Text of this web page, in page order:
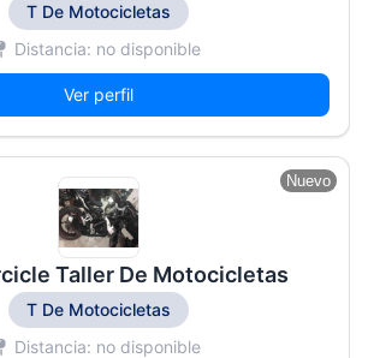
T De Motocicletas
Distancia: no disponible
Ver perfil
Nuevo
Taller De Motocicletas
T De Motocicletas
Distancia: no disponible